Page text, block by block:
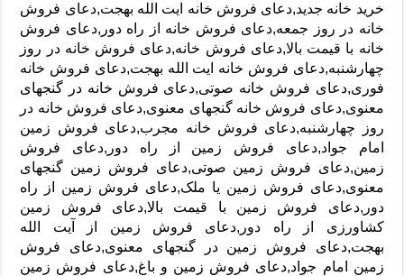
خرید خانه جدید,دعای فروش خانه ایت الله بهجت,دعای فروش
خانه در روز جمعه,دعای فروش خانه از راه دور,دعای فروش
خانه با قیمت بالا,دعای فروش خانه,دعای فروش خانه در روز
چهارشنبه,دعای فروش خانه ایت الله بهجت,دعای فروش خانه
فوری,دعای فروش خانه صوتی,دعای فروش خانه در گنجهای
معنوی,دعای فروش خانه گنجهای معنوی,دعای فروش خانه در
روز چهارشنبه,دعای فروش خانه مجرب,دعای فروش زمین
امام جواد,دعای فروش زمین از راه دور,دعای فروش
زمین,دعای فروش زمین صوتی,دعای فروش زمین گنجهای
معنوی,دعای فروش زمین یا ملک,دعای فروش زمین از راه
دور,دعای فروش زمین با قیمت بالا,دعای فروش زمین
کشاورزی از راه دور,دعای فروش زمین از آیت الله
بهجت,دعای فروش زمین در گنجهای معنوی,دعای فروش
زمین امام جواد,دعای فروش زمین و باغ,دعای فروش زمین